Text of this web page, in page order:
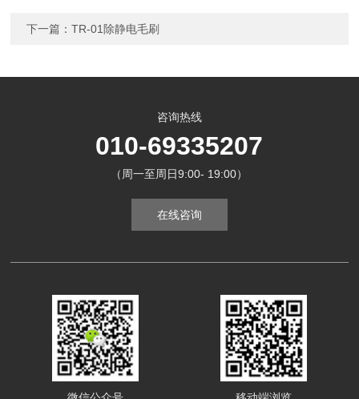
下一篇：TR-01除静电毛刷
咨询热线
010-69335207
（周一至周日9:00- 19:00）
在线咨询